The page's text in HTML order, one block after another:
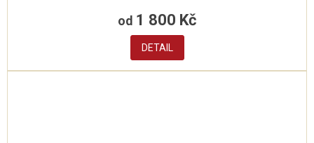
od 1 800 Kč
DETAIL